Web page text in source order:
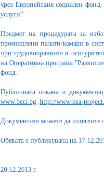
чрез Европейския социален фонд,
услуги”.
Предмет на процедурата за
промишлени палати/камари в
при трудовоправните и
на Оперативна програма
фонд.
Публичната покана и
www.bcci.bg, http://www.nea-
Документите можете да изтеглите
Обявата е публикувана на
20.12.2013 г.